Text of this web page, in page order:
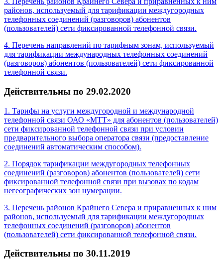
районов, используемый для тарификации междугородных
телефонных соединений (разговоров) абонентов
(пользователей) сети фиксированной телефонной связи.
4. Перечень направлений по тарифным зонам, используемый
для тарификации международных телефонных соединений
(разговоров) абонентов (пользователей) сети фиксированной
телефонной связи.
Действительны по 29.02.2020
1. Тарифы на услуги междугородной и международной
телефонной связи ОАО «МТТ» для абонентов (пользователей)
сети фиксированной телефонной связи при условии
предварительного выбора оператора связи (предоставление
соединений автоматическим способом).
2. Порядок тарификации междугородных телефонных
соединений (разговоров) абонентов (пользователей) сети
фиксированной телефонной связи при вызовах по кодам
негеографических зон нумерации.
3. Перечень районов Крайнего Севера и приравненных к ним
районов, используемый для тарификации междугородных
телефонных соединений (разговоров) абонентов
(пользователей) сети фиксированной телефонной связи.
Действительны по 30.11.2019